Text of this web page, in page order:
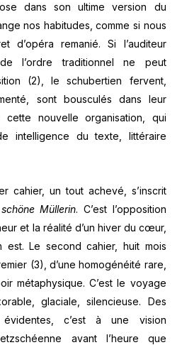
dans son ultime version du
nos habitudes, comme si nous
d’opéra remanié. Si l’auditeur
l’ordre traditionnel ne peut
(2), le schubertien fervent,
sont bousculés dans leur
nouvelle organisation, qui
intelligence du texte, littéraire
cahier, un tout achevé, s’inscrit
Müllerin. C’est l’opposition
et la réalité d’un hiver du cœur,
est. Le second cahier, huit mois
(3), d’une homogénéité rare,
métaphysique. C’est le voyage
glaciale, silencieuse. Des
évidentes, c’est à une vision
avant l’heure que